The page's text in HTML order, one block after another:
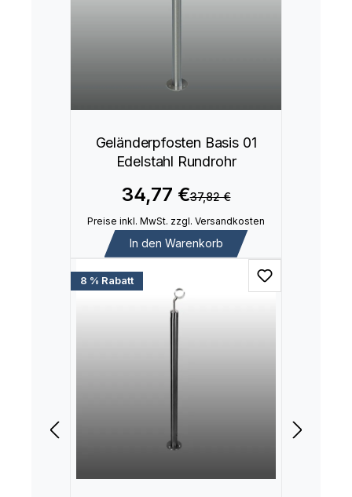
Geländerpfosten Basis 01
Edelstahl Rundrohr
34,77 €37,82 €
Preise inkl. MwSt. zzgl. Versandkosten
In den Warenkorb
8 % Rabatt